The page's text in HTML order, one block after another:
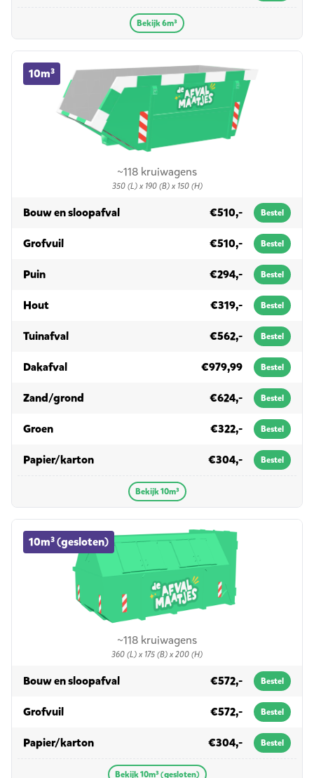
Bekijk 6m³
~118 kruiwagens
350 (L) x 190 (B) x 150 (H)
10m³
10m³ container huren
Bouw en sloopafvalin 10m³ €510,- Bestel
Grofvuilin 10m³ €510,- Bestel
Puinin 10m³ €294,- Bestel
Houtin 10m³ €319,- Bestel
Tuinafvalin 10m³ €562,- Bestel
Dakafvalin 10m³ €979,99 Bestel
Zand/grond €624,- Bestel
Groenin 10m³ €322,- Bestel
Papier/kartonin 10m³ €304,- Bestel
Bekijk 10m³
~118 kruiwagens
360 (L) x 175 (B) x 200 (H)
10m³ (gesloten)
10m³ (gesloten) container huren
Bouw en sloopafvalin 10m³ (gesloten) €572,- Bestel
Grofvuilin 10m³ (gesloten) €572,- Bestel
Papier/kartonin 10m³ (gesloten) €304,- Bestel
Bekijk 10m³ (gesloten)